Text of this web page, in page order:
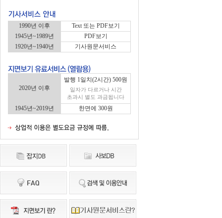
1990년 이후
Text 또는 PDF보기
1945년~1989년
PDF보기
1920년~1940년
기사원문서비스
2020년 이후
발행 1일치(2시간) 500원
일자가 다르거나 시간
초과시 별도 과금됩니다
1945년~2019년 한면에 300원